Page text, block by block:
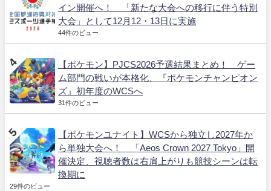
イン開催へ！ 「新たな大会への移行に伴う特別
大会」として12月12・13日に実施
44件のビュー
【ポケモン】PJCS2026予選結果まとめ！ ゲー
ム部門の戦いが本格化、『ポケモンチャンピオン
ズ』初年度のWCSへ
31件のビュー
【ポケモンユナイト】WCSから独立し2027年か
ら単独大会へ！ 「Aeos Crown 2027 Tokyo」開
催決定、視聴者数は右肩上がりも競技シーンは転
換期に
29件のビュー